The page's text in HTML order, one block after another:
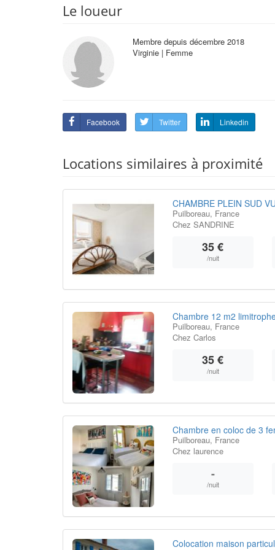
Le loueur
Membre depuis décembre 2018
Virginie | Femme
Facebook Twitter Linkedin
Locations similaires à proximité
CHAMBRE PLEIN SUD
Puilboreau, France
Chez SANDRINE
35 €
/nuit
Chambre 12 m2
Puilboreau, France
Chez Carlos
35 €
/nuit
Chambre en coloc de 3
Puilboreau, France
Chez laurence
-
/nuit
Colocation maison